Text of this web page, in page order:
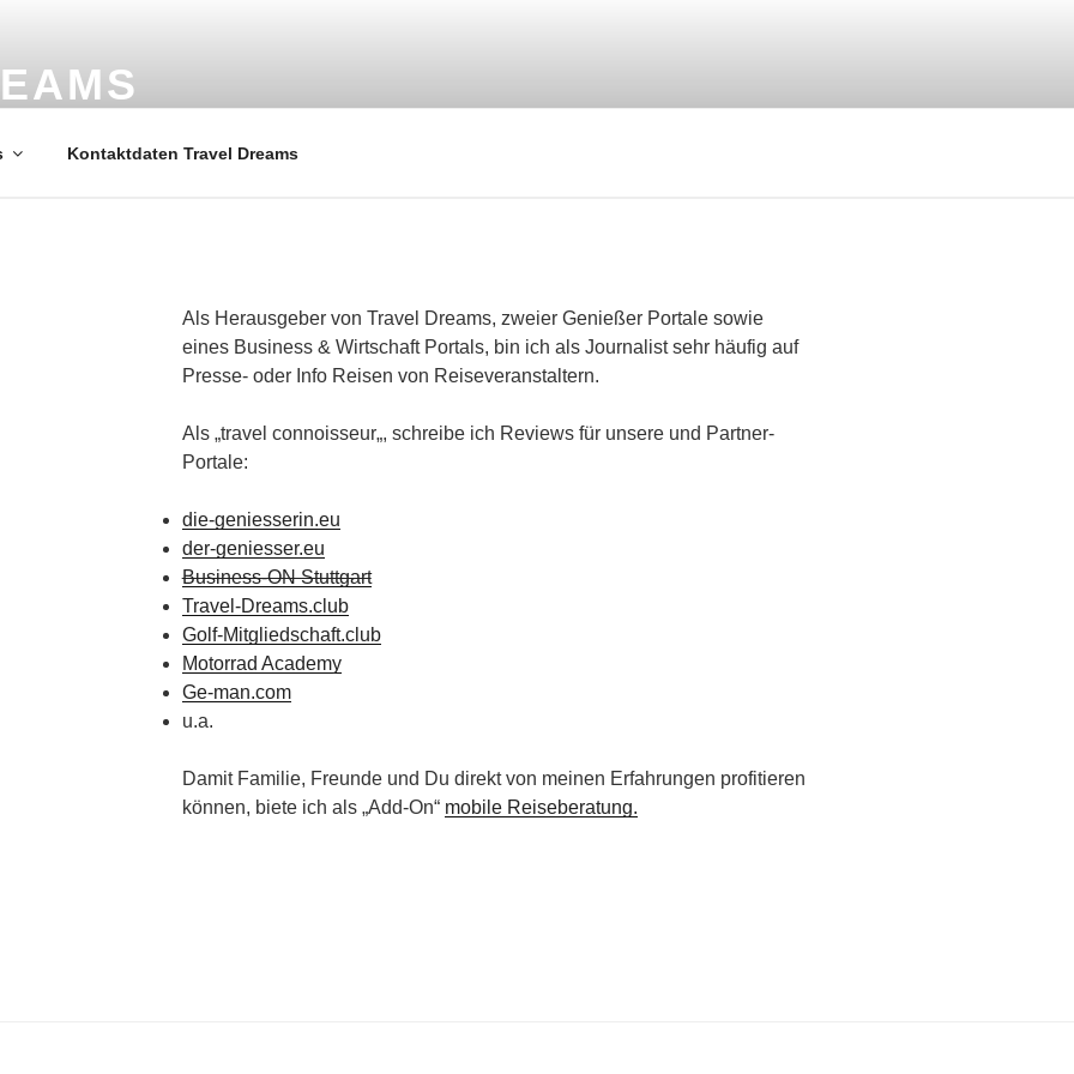
Kontaktdaten Travel Dreams
Als Herausgeber von Travel Dreams, zweier Genießer Portale sowie
eines Business & Wirtschaft Portals, bin ich als Journalist sehr häufig auf
Presse- oder Info Reisen von Reiseveranstaltern.
Als „travel connoisseur„, schreibe ich Reviews für unsere und Partner-
Portale:
die-geniesserin.eu
der-geniesser.eu
Business-ON Stuttgart
Travel-Dreams.club
Golf-Mitgliedschaft.club
Motorrad Academy
Ge-man.com
u.a.
Damit Familie, Freunde und Du direkt von meinen Erfahrungen profitieren
können, biete ich als „Add-On“ mobile Reiseberatung.